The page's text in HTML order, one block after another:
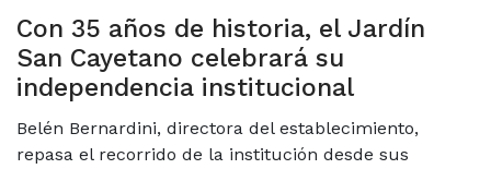
Con 35 años de historia, el Jardín
San Cayetano celebrará su
independencia institucional
Belén Bernardini, directora del establecimiento,
repasa el recorrido de la institución desde sus